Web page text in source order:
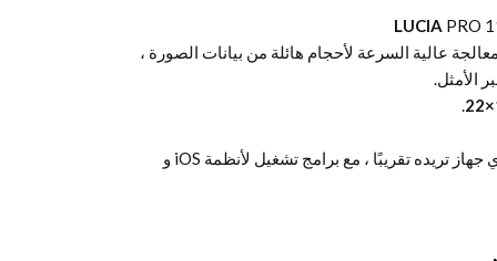
LUCIA PRO
PRO معالجة عالية السرعة لأحجام هائلة من بيانات الصورة ،
الأمثل.
.
تتيح لك طباعة الجهاز المحمول الطباعة من أي جهاز تريده تقريبًا ، مع برامج تشغيل لأنظمة iOS و